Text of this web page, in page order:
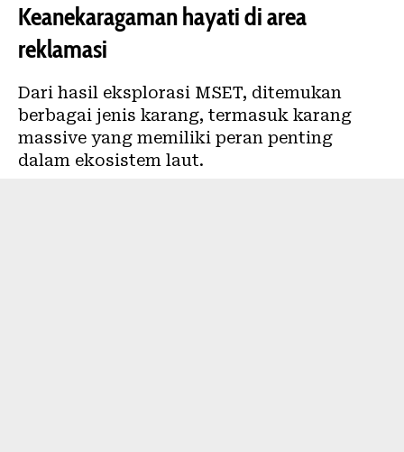
Keanekaragaman hayati di area
reklamasi
Dari hasil eksplorasi MSET, ditemukan
berbagai jenis karang, termasuk karang
massive yang memiliki peran penting
dalam ekosistem laut.